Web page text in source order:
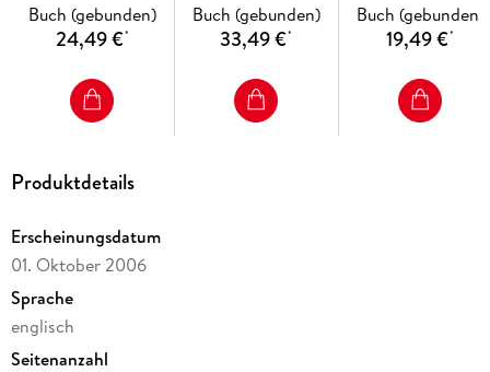
Buch (gebunden)
24,49 €*
Buch (gebunden)
33,49 €*
Buch (gebunden)
19,49 €*
Produktdetails
Erscheinungsdatum
01. Oktober 2006
Sprache
englisch
Seitenanzahl